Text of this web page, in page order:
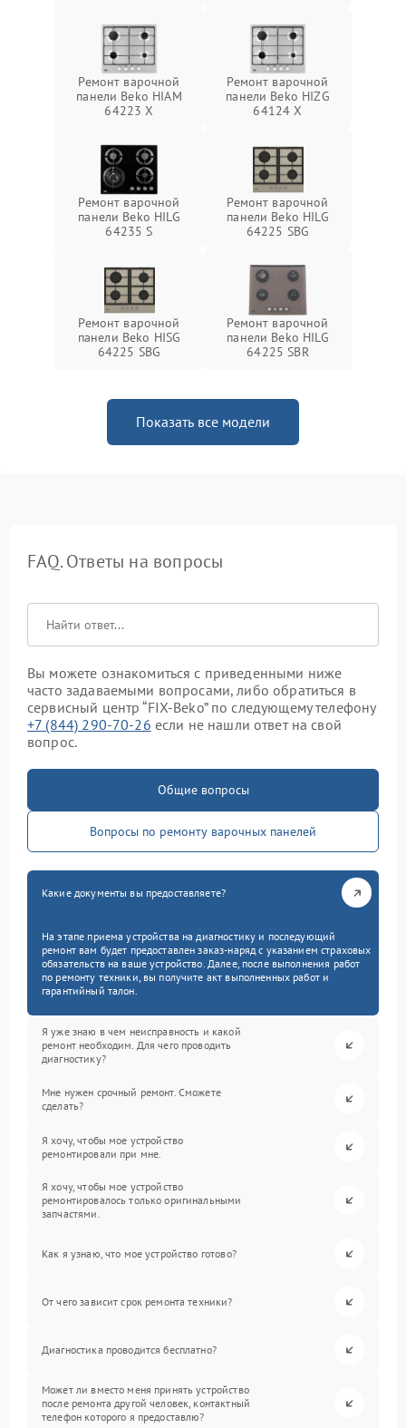
Ремонт варочной
панели Beko HIAM
64223 X
Ремонт варочной
панели Beko HIZG
64124 X
Ремонт варочной
панели Beko HILG
64235 S
Ремонт варочной
панели Beko HILG
64225 SBG
Ремонт варочной
панели Beko HISG
64225 SBG
Ремонт варочной
панели Beko HILG
64225 SBR
Показать все модели
FAQ. Ответы на вопросы
Вы можете ознакомиться с приведенными ниже
часто задаваемыми вопросами, либо обратиться в
сервисный центр “FIX-Beko” по следующему телефону
+7 (844) 290-70-26 если не нашли ответ на свой
вопрос.
Общие вопросы
Вопросы по ремонту варочных панелей
Какие документы вы предоставляете?
На этапе приема устройства на диагностику и последующий
ремонт вам будет предоставлен заказ-наряд с указанием страховых
обязательств на ваше устройство. Далее, после выполнения работ
по ремонту техники, вы получите акт выполненных работ и
гарантийный талон.
Я уже знаю в чем неисправность и какой
ремонт необходим. Для чего проводить
диагностику?
Мне нужен срочный ремонт. Сможете
сделать?
Я хочу, чтобы мое устройство
ремонтировали при мне.
Я хочу, чтобы мое устройство
ремонтировалось только оригинальными
запчастями.
Как я узнаю, что мое устройство готово?
От чего зависит срок ремонта техники?
Диагностика проводится бесплатно?
Может ли вместо меня принять устройство
после ремонта другой человек, контактный
телефон которого я предоставлю?